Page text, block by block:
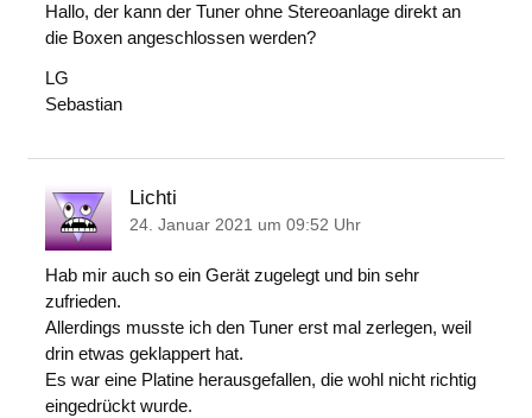
Hallo, der kann der Tuner ohne Stereoanlage direkt an
die Boxen angeschlossen werden?
LG
Sebastian
Lichti
24. Januar 2021 um 09:52 Uhr
Hab mir auch so ein Gerät zugelegt und bin sehr
zufrieden.
Allerdings musste ich den Tuner erst mal zerlegen, weil
drin etwas geklappert hat.
Es war eine Platine herausgefallen, die wohl nicht richtig
eingedrückt wurde.